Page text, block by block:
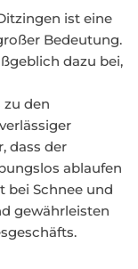
ist eine
Bedeutung.
dazu bei,
den
dass der
ablaufen
bei Schnee und
gewährleisten